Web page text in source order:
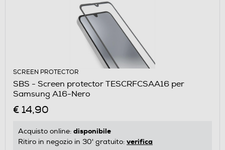
SCREEN PROTECTOR
SBS - Screen protector TESCRFCSAA16 per
Samsung A16-Nero
€ 14,90
Acquisto online: disponibile
Ritiro in negozio in 30' gratuito: verifica